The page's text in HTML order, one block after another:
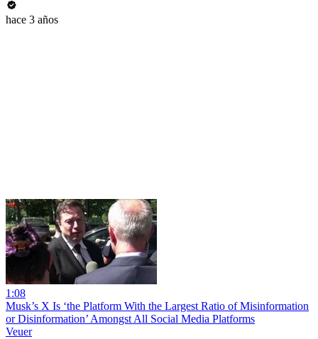
hace 3 años
1:08
Musk’s X Is ‘the Platform With the Largest Ratio of Misinformation
or Disinformation’ Amongst All Social Media Platforms
Veuer